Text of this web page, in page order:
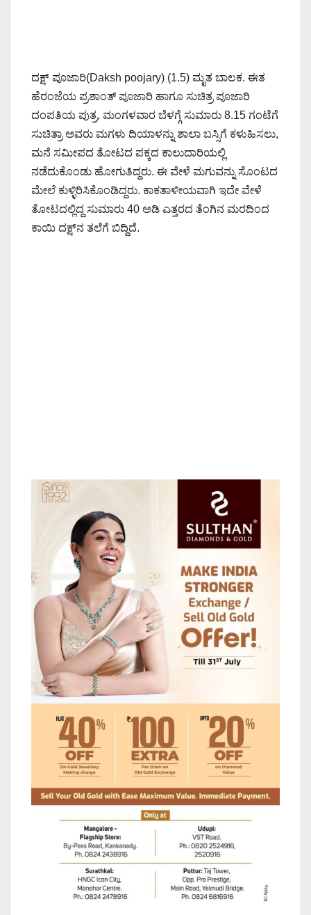
ದಕ್ಷ್ ಪೂಜಾರಿ(Daksh poojary) (1.5) ಮೃತ ಬಾಲಕ. ಈತ
ಹೆರಂಜೆಯ ಪ್ರಶಾಂತ್ ಪೂಜಾರಿ ಹಾಗೂ ಸುಚಿತ್ರ ಪೂಜಾರಿ
ದಂಪತಿಯ ಪುತ್ರ, ಮಂಗಳವಾರ ಬೆಳಗ್ಗೆ ಸುಮಾರು 8.15 ಗಂಟೆಗೆ
ಸುಚಿತ್ರಾ ಅವರು ಮಗಳು ದಿಯಾಳನ್ನು ಶಾಲಾ ಬಸ್ಸಿಗೆ ಕಳುಹಿಸಲು,
ಮನೆ ಸಮೀಪದ ತೋಟದ ಪಕ್ಕದ ಕಾಲುದಾರಿಯಲ್ಲಿ
ನಡೆದುಕೊಂಡು ಹೋಗುತಿದ್ದರು. ಈ ವೇಳೆ ಮಗುವನ್ನು ಸೊಂಟದ
ಮೇಲೆ ಕುಳ್ಳಿರಿಸಿಕೊಂಡಿದ್ದರು. ಕಾಕತಾಳೀಯವಾಗಿ ಇದೇ ವೇಳೆ
ತೋಟದಲ್ಲಿದ್ದ ಸುಮಾರು 40 ಅಡಿ ಎತ್ತರದ ತೆಂಗಿನ ಮರದಿಂದ
ಕಾಯಿ ದಕ್ಷ್‌ನ ತಲೆಗೆ ಬಿದ್ದಿದೆ.